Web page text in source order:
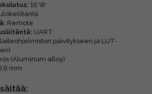
16 W
Remote
UART
päivitykseen ja LUT-
(Aluminum alloy)
mm